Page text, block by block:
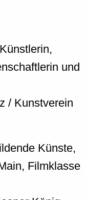
und
/ Kunstverein
Künste,
Filmklasse